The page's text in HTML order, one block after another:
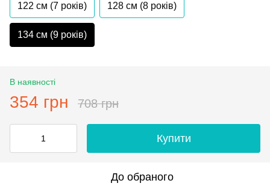
122 см (7 років) 128 см (8 років)
134 см (9 років)
В наявності
354 грн 708 грн
Купити
До обраного